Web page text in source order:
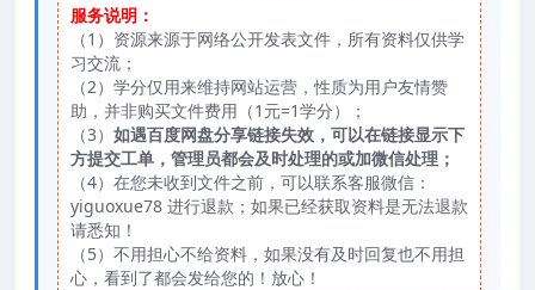
服务说明：
（1）资源来源于网络公开发表文件，所有资料仅供学
习交流；
（2）学分仅用来维持网站运营，性质为用户友情赞
助，并非购买文件费用（1元=1学分）；
（3） 如遇百度网盘分享链接失效，可以在链接显示下
方提交工单，管理员都会及时处理的或加微信处理；
（4）在您未收到文件之前，可以联系客服微信：
yiguoxue78 进行退款；如果已经获取资料是无法退款
请悉知！
（5）不用担心不给资料，如果没有及时回复也不用担
心，看到了都会发给您的！放心！